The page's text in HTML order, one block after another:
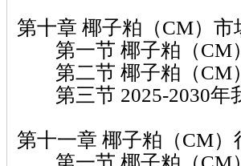
第十章 椰子粕（CM）
第一节 椰子粕（CM
第二节 椰子粕（CM
第三节 2025-2030年
第十一章 椰子粕（CM